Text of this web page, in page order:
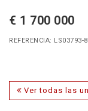
€ 1 700 000
REFERENCIA: LS03793-
Ver todas las